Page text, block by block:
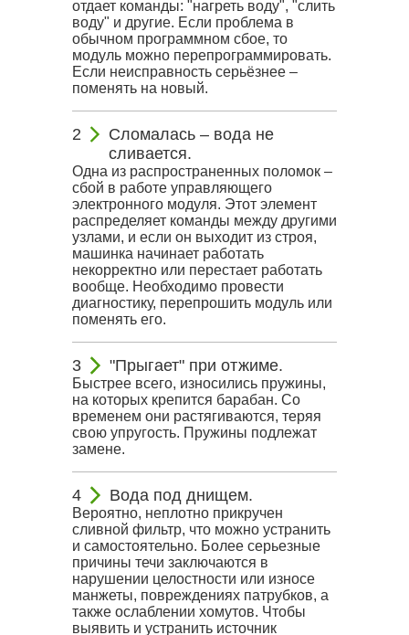
отдает команды: "нагреть воду", "слить
воду" и другие. Если проблема в
обычном программном сбое, то
модуль можно перепрограммировать.
Если неисправность серьёзнее –
поменять на новый.
Сломалась – вода не
сливается.
Одна из распространенных поломок –
сбой в работе управляющего
электронного модуля. Этот элемент
распределяет команды между другими
узлами, и если он выходит из строя,
машинка начинает работать
некорректно или перестает работать
вообще. Необходимо провести
диагностику, перепрошить модуль или
поменять его.
"Прыгает" при отжиме.
Быстрее всего, износились пружины,
на которых крепится барабан. Со
временем они растягиваются, теряя
свою упругость. Пружины подлежат
замене.
Вода под днищем.
Вероятно, неплотно прикручен
сливной фильтр, что можно устранить
и самостоятельно. Более серьезные
причины течи заключаются в
нарушении целостности или износе
манжеты, повреждениях патрубков, а
также ослаблении хомутов. Чтобы
выявить и устранить источник